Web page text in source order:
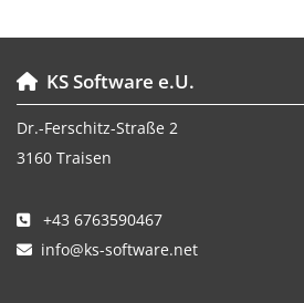
 KS Software e.U.
Dr.-Ferschitz-Straße 2
3160 Traisen
 +43 6763590467
 info@ks-software.net